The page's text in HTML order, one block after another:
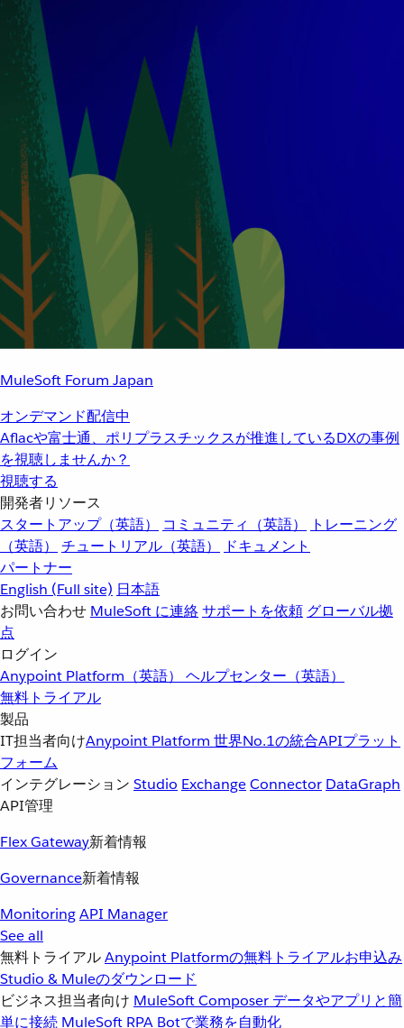
MuleSoft Forum Japan
オンデマンド配信中
Aflacや富士通、ポリプラスチックスが推進しているDXの事例
を視聴しませんか？
視聴する
開発者リソース
スタートアップ（英語）
コミュニティ（英語）
トレーニング
（英語）
チュートリアル（英語）
ドキュメント
パートナー
English (Full site) 日本語
お問い合わせ MuleSoft に連絡サポートを依頼 グローバル拠
点
ログイン
Anypoint Platform（英語） ヘルプセンター（英語）
無料トライアル
製品
IT担当者向けAnypoint Platform 世界No.1の統合APIプラット
フォーム
インテグレーション Studio ExchangeConnector DataGraph
API管理
Flex Gateway新着情報
Governance新着情報
MonitoringAPI Manager
See all
無料トライアルAnypoint Platformの無料トライアルお申込み
Studio & Muleのダウンロード
ビジネス担当者向け MuleSoft Composer データやアプリと簡
単に接続 MuleSoft RPA Botで業務を自動化